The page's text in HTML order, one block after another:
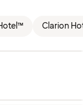
Clarion